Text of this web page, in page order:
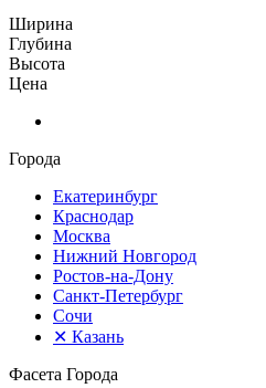
Ширина
Глубина
Высота
Цена
Города
Екатеринбург
Краснодар
Москва
Нижний Новгород
Ростов-на-Дону
Санкт-Петербург
Сочи
✕ Казань
Фасета Города